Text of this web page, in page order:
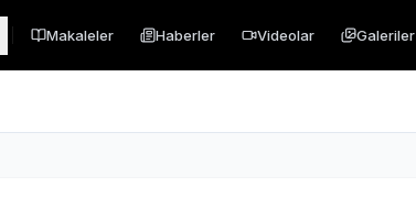
Makaleler Haberler Videolar Galeriler